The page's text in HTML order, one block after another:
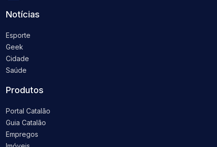
Notícias
Esporte
Geek
Cidade
Saúde
Produtos
Portal Catalão
Guia Catalão
Empregos